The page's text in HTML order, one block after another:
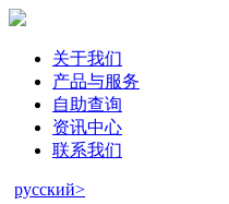
关于我们
产品与服务
自助查询
资讯中心
联系我们
русский>